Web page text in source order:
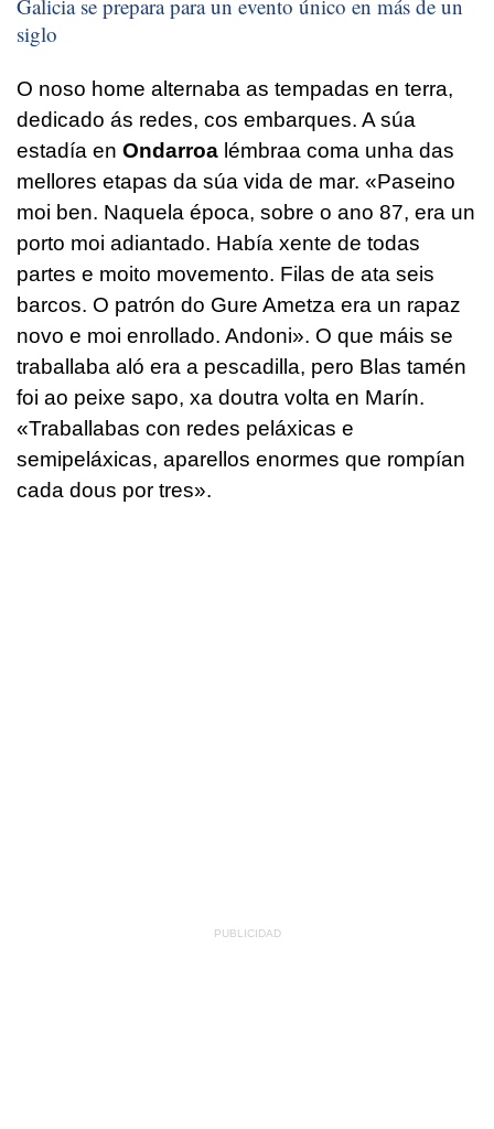
Galicia se prepara para un evento único en más de un
siglo
O noso home alternaba as tempadas en terra,
dedicado ás redes, cos embarques. A súa
estadía en Ondarroa lémbraa coma unha das
mellores etapas da súa vida de mar. «Paseino
moi ben. Naquela época, sobre o ano 87, era un
porto moi adiantado. Había xente de todas
partes e moito movemento. Filas de ata seis
barcos. O patrón do Gure Ametza era un rapaz
novo e moi enrollado. Andoni». O que máis se
traballaba aló era a pescadilla, pero Blas tamén
foi ao peixe sapo, xa doutra volta en Marín.
«Traballabas con redes peláxicas e
semipeláxicas, aparellos enormes que rompían
cada dous por tres».